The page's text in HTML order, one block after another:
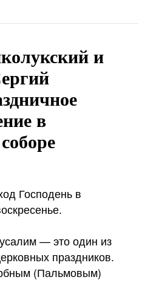
и
в
Господень в
— это один из
праздников.
(Пальмовым)